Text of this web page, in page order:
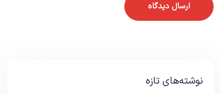
نوشته‌های تازه